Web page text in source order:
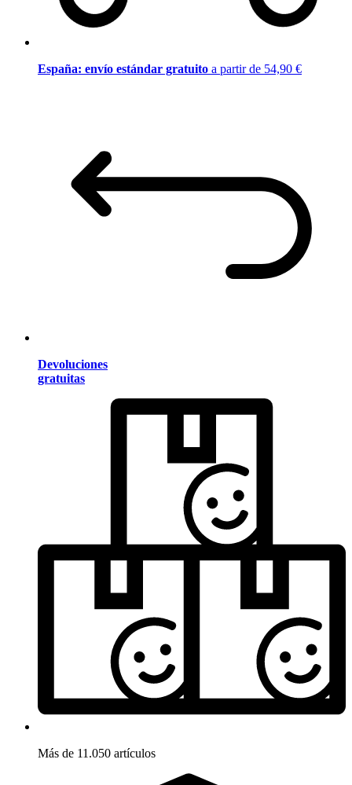
España: envío estándar gratuito a partir de 54,90 €
Devoluciones
gratuitas
Más de 11.050 artículos